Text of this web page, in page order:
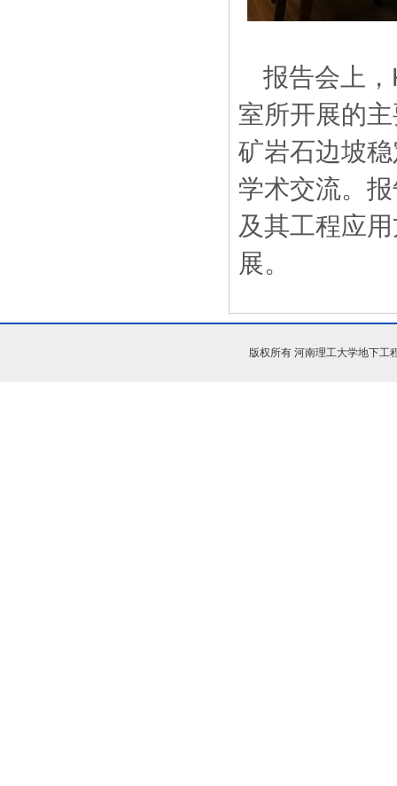
报告会上
室所开展的
矿岩石边坡
学术交流。
及其工程应
展。
版权所有 河南理工大学地下工